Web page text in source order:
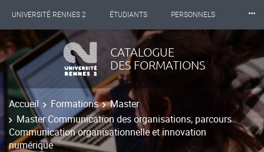
UNIVERSITÉ RENNES 2 ÉTUDIANTS PERSONNELS
INTERNATIONAL PROFESSIONNELS
LES NOUVELLES DE RENNES 2
⸱⸱⸱
CATALOGUE
DES FORMATIONS
Accueil Formations
Master
Master Communication des organisations, parcours
Communication organisationnelle et innovation
numérique